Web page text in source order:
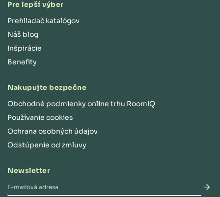
Pre lepší výber
Prehliadač katalógov
Náš blog
Inšpirácie
Benefity
Nakupujte bezpečne
Obchodné podmienky online trhu RoomIQ
Používanie cookies
Ochrana osobných údajov
Odstúpenie od zmluvy
Newsletter